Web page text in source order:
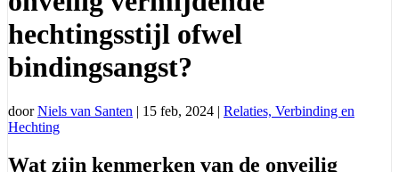
hechtingsstijl ofwel
bindingsangst?
doorNiels van Santen | 15 feb, 2024 | Relaties, Verbinding en
Hechting
Wat zijn kenmerken van de onveilig